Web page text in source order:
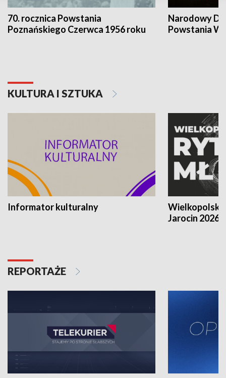
70. rocznica Powstania
Poznańskiego Czerwca 1956 roku
Narodowy
Powstania
KULTURA I SZTUKA
Informator kulturalny
Jarocin 2026
REPORTAŻE